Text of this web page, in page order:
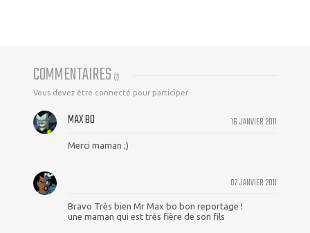
COMMENTAIRES (2)
Vous devez être connecté pour participer
16 JANVIER 2011
MAX BO
Merci maman ;)
07 JANVIER 2011
Bravo Très bien Mr Max bo bon reportage !
une maman qui est très fière de son fils